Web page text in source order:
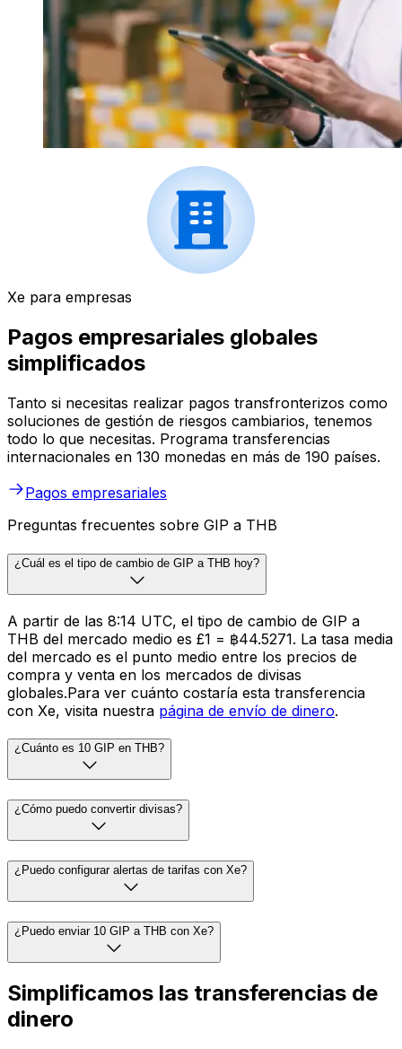
Xe para empresas
Pagos empresariales globales
simplificados
Tanto si necesitas realizar pagos transfronterizos como
soluciones de gestión de riesgos cambiarios, tenemos
todo lo que necesitas. Programa transferencias
internacionales en 130 monedas en más de 190 países.
Pagos empresariales
Preguntas frecuentes sobre GIP a THB
¿Cuál es el tipo de cambio de GIP a THB hoy?
A partir de las 8:14 UTC, el tipo de cambio de GIP a
THB del mercado medio es £1 = ฿44.5271. La tasa media
del mercado es el punto medio entre los precios de
compra y venta en los mercados de divisas
globales.Para ver cuánto costaría esta transferencia
con Xe, visita nuestra página de envío de dinero.
¿Cuánto es 10 GIP en THB?
¿Cómo puedo convertir divisas?
¿Puedo configurar alertas de tarifas con Xe?
¿Puedo enviar 10 GIP a THB con Xe?
Simplificamos las transferencias de
dinero